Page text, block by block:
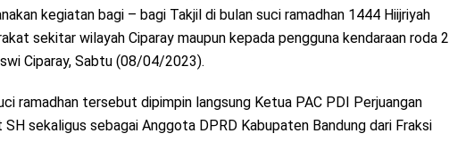
kegiatan bagi – bagi Takjil di bulan suci ramadhan 1444 Hiijriyah
sekitar wilayah Ciparay maupun kepada pengguna kendaraan roda 2
Ciparay, Sabtu (08/04/2023).
ramadhan tersebut dipimpin langsung Ketua PAC PDI Perjuangan
sekaligus sebagai Anggota DPRD Kabupaten Bandung dari Fraksi